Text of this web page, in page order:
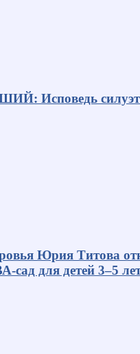
Исповедь
Юрия Титова
сад для детей 3–5